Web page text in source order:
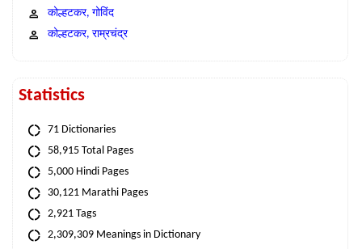
कोल्हटकर, गोविंद
कोल्हटकर, राम्रचंद्र
Statistics
71 Dictionaries
58,915 Total Pages
5,000 Hindi Pages
30,121 Marathi Pages
2,921 Tags
2,309,309 Meanings in Dictionary